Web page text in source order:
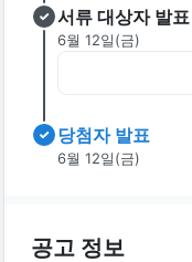
서류 대상자 발표
6월 12일(금)
당첨자 발표
6월 12일(금)
공고 정보